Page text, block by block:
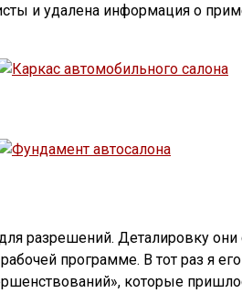
и удалена информация о
разрешений. Деталировку они
программе. В тот раз я
которые